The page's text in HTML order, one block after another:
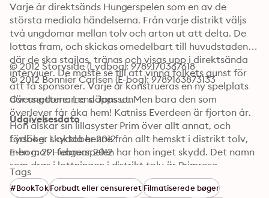
Varje år direktsänds Hungerspelen som en av de
största mediala händelserna. Från varje distrikt väljs
två ungdomar mellan tolv och arton ut att delta. De
lottas fram, och skickas omedelbart till huvudstaden
där de ska stajlas, tränas och visas upp i direktsända
intervjuer. De måste se till att vinna folkets gunst för
att få sponsorer. Varje år konstrueras en ny spelplats
där ungdomarna släpps ut. Men bara den som
överlever får åka hem! Katniss Everdeen är fjorton år.
Hon älskar sin lillasyster Prim över allt annat, och
försöker skydda henne från allt hemskt i distrikt tolv,
men mot Hungerspelen har hon inget skydd. Det namn
som dras i lottningen i distrikt tolv är Primrose
Everdeen, och Katniss ser ingen annan utväg än att
själv ta Prims plats i spelen... Suzanne Collins har skrivit
© 2012 Storyside (Lydbog): 9789170367618
© 2012 Bonnier Carlsen (E-bog): 9789163873133
Oversættere: Lena Jonsson
Udgivelsesdato
Lydbog: 1. oktober 2012
E-bog: 29. februar 2012
Tags
#BookTokForbudt eller censureretFilmatiserede bøger